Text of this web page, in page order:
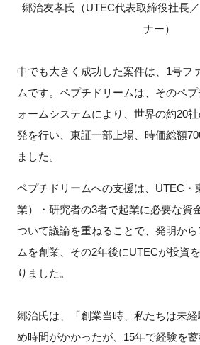
郷治友孝氏（UTEC代表取締役社長
ナー）
中でも大きく成功した案件は、1号フ
ムです。ペプチドリームは、そのペ
ォームシステムにより、世界の約20
発を行い、東証一部上場、時価総額
ました。
ペプチドリームへの支援は、UTEC・
業）・研究者の3者で起業に必要な資
ついて議論を重ねることで、発明か
ムを創業、その2年後にUTECが投資
りました。
郷治氏は、「創業当時、私たちは未
め時間がかかったが、15年で経験を